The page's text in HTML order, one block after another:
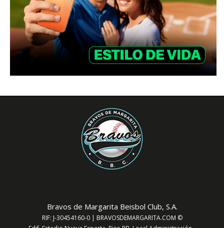
Bravos de Margarita Beisbol Club, S.A.
RIF: J-30454160-0 | BRAVOSDEMARGARITA.COM ©